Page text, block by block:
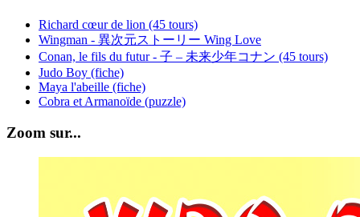
Richard cœur de lion (45 tours)
Wingman - 異次元ストーリー Wing Love
Conan, le fils du futur - 子 – 未来少年コナン (45 tours)
Judo Boy (fiche)
Maya l'abeille (fiche)
Cobra et Armanoïde (puzzle)
Zoom sur...